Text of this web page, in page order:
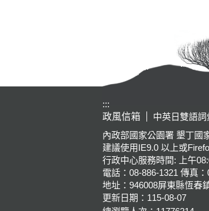
:::
政風信箱
中英日雙語詞
內政部國家公園署 墾丁國
建議使用IE9.0 以上或
行政中心服務時間: 上午
電話：08-886-1321 傳真
地址：946008屏東縣恆春
更新日期： 115-08-07